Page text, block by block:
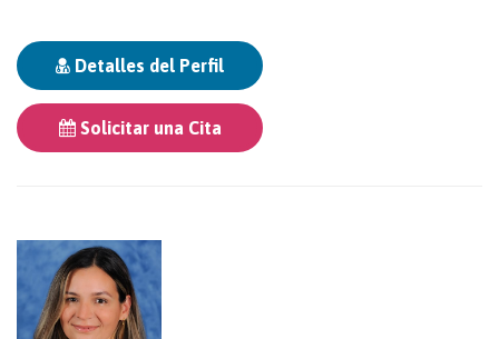
Detalles del Perfil
Solicitar una Cita